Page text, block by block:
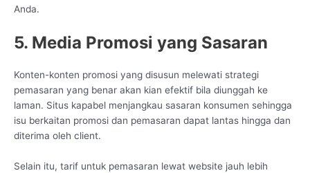
Anda.
5. Media Promosi yang Sasaran
Konten-konten promosi yang disusun melewati strategi
pemasaran yang benar akan kian efektif bila diunggah ke
laman. Situs kapabel menjangkau sasaran konsumen sehingga
isu berkaitan promosi dan pemasaran dapat lantas hingga dan
diterima oleh client.
Selain itu, tarif untuk pemasaran lewat website jauh lebih